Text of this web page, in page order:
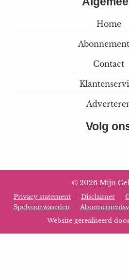
Home
Contact
Volg
© 2026 Mijn
Privacy statement Disclaimer
Spelvoorwaarden
Website gerealiseerd